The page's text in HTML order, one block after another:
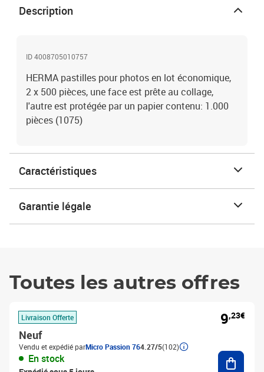
Description
ID 4008705010757
HERMA pastilles pour photos en lot économique,
2 x 500 pièces, une face est prête au collage,
l'autre est protégée par un papier contenu: 1.000
pièces (1075)
Caractéristiques
Garantie légale
Toutes les autres offres
Livraison Offerte
Neuf
Vendu et expédié parMicro Passion 764.27/5(102)
En stock
9,23€